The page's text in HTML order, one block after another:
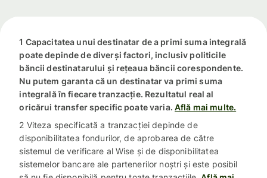
1 Capacitatea unui destinatar de a primi suma integrală
poate depinde de diverși factori, inclusiv politicile
băncii destinatarului și rețeaua băncii corespondente.
Nu putem garanta că un destinatar va primi suma
integrală în fiecare tranzacție. Rezultatul real al
oricărui transfer specific poate varia. Află mai multe.
2 Viteza specificată a tranzacției depinde de
disponibilitatea fondurilor, de aprobarea de către
sistemul de verificare al Wise și de disponibilitatea
sistemelor bancare ale partenerilor noștri și este posibil